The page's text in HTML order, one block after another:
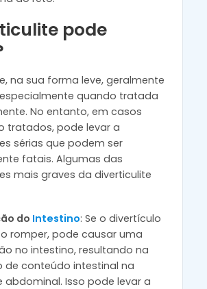
pode
na sua forma leve, geralmente
quando tratada
No entanto, em casos
tratados, pode levar a
sérias que podem ser
fatais. Algumas das
mais graves da diverticulite
do Intestino: Se o divertículo
romper, pode causar uma
no intestino, resultando na
de conteúdo intestinal na
abdominal. Isso pode levar a